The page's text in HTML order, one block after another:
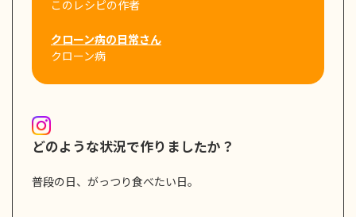
このレシピの作者
クローン病の日常さん
クローン病
どのような状況で作りましたか？
普段の日、がっつり食べたい日。